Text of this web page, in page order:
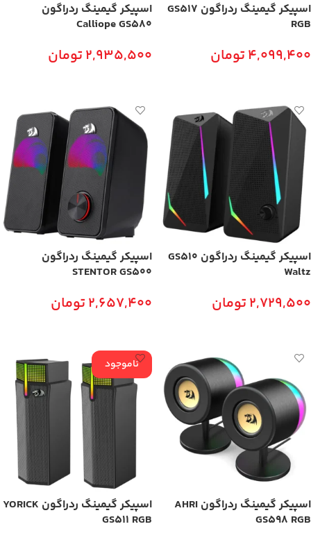
اسپیکر گیمینگ ردراگون GS517
RGB
4,099,400تومان
اسپیکر گیمینگ ردراگون
Calliope GS580
2,935,500تومان
اسپیکر گیمینگ ردراگون GS510
Waltz
2,729,500تومان
اسپیکر گیمینگ ردراگون
STENTOR GS500
2,657,400تومان
اسپیکر گیمینگ ردراگون AHRI
GS598 RGB
ناموجود
اسپیکر گیمینگ ردراگون YORICK
GS511 RGB